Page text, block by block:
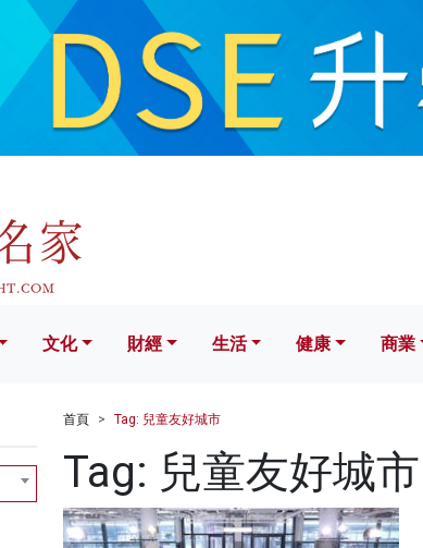
財經 生活 健康
文化 財經 生活 健康 商業
首頁 Tag: 兒童友好城市
Tag: 兒童友好城市